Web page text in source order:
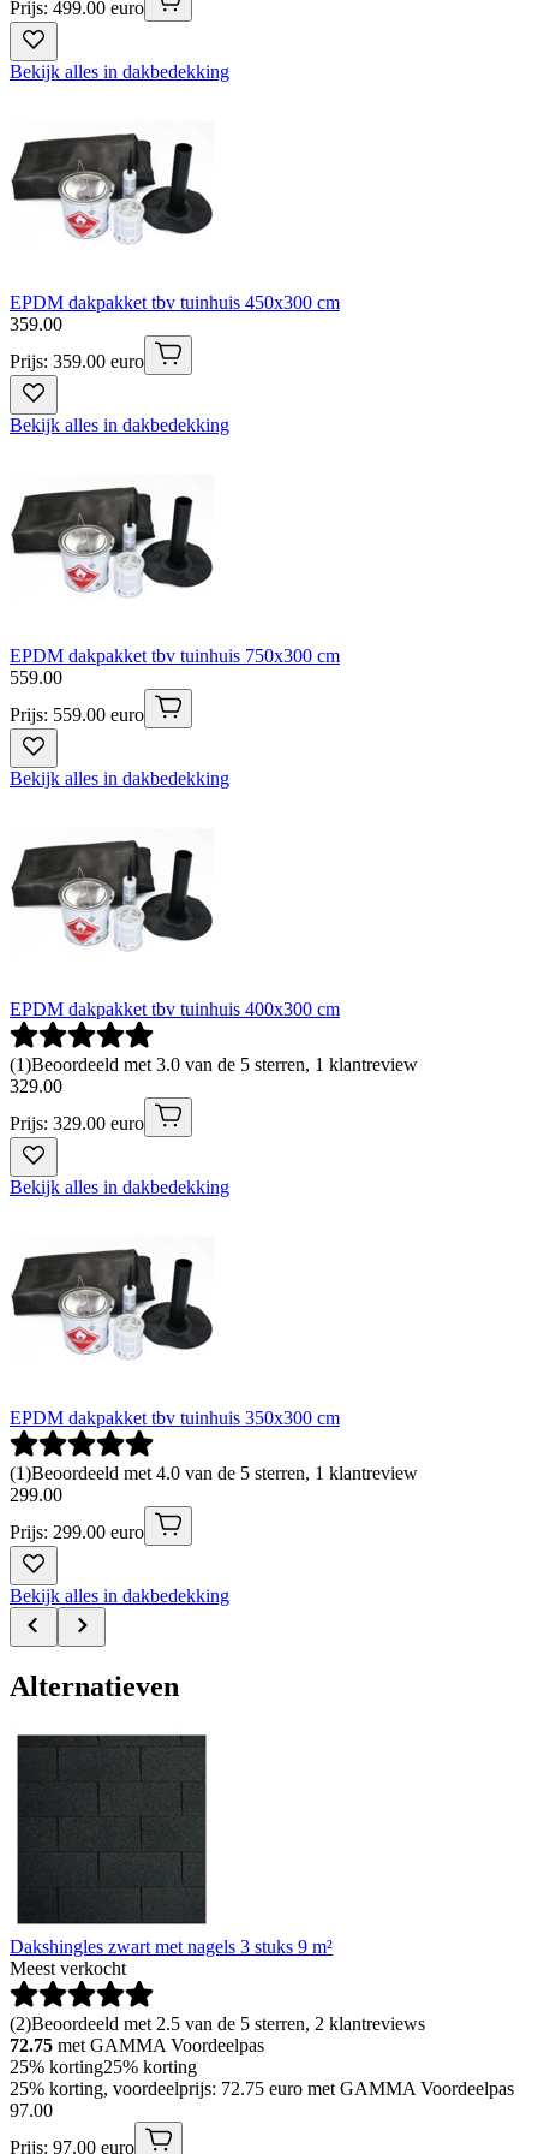
Prijs: 499.00 euro
Bekijk alles in dakbedekking
EPDM dakpakket tbv tuinhuis 450x300 cm
359.00
Prijs: 359.00 euro
Bekijk alles in dakbedekking
EPDM dakpakket tbv tuinhuis 750x300 cm
559.00
Prijs: 559.00 euro
Bekijk alles in dakbedekking
EPDM dakpakket tbv tuinhuis 400x300 cm
(1)Beoordeeld met 3.0 van de 5 sterren, 1 klantreview
329.00
Prijs: 329.00 euro
Bekijk alles in dakbedekking
EPDM dakpakket tbv tuinhuis 350x300 cm
(1)Beoordeeld met 4.0 van de 5 sterren, 1 klantreview
299.00
Prijs: 299.00 euro
Bekijk alles in dakbedekking
Alternatieven
Dakshingles zwart met nagels 3 stuks 9 m²
Meest verkocht
(2)Beoordeeld met 2.5 van de 5 sterren, 2 klantreviews
72.75 met GAMMA Voordeelpas
25% korting25% korting
25% korting, voordeelprijs: 72.75 euro met GAMMA Voordeelpas
97.00
Prijs: 97.00 euro